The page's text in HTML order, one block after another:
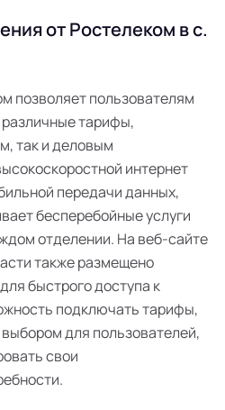
от Ростелеком в с.
позволяет пользователям
тарифы,
так и деловым
интернет
передачи данных,
бесперебойные услуги
отделении. На веб-сайте
также размещено
быстрого доступа к
подключать тарифы,
для пользователей,
свои